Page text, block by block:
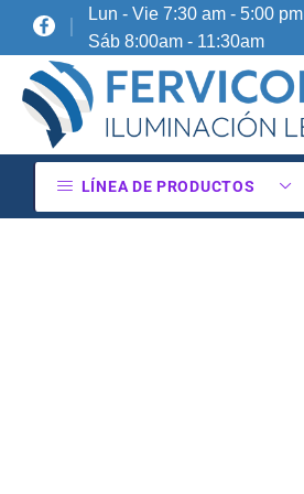
Lun - Vie 7:30 am - 5:00 pm
Sáb 8:00am - 11:30am
LÍNEA DE PRODUCTOS